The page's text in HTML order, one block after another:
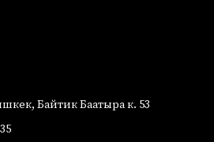
Байтик Баатыра к. 53